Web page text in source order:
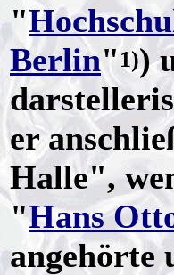
"
Berlin"1))
er
Halle",
"Hans
angehörte